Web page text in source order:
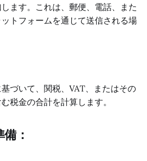
ます。これは、郵便、電話、また
トフォームを通じて送信される場
づいて、関税、VAT、またはその
税金の合計を計算します。
：